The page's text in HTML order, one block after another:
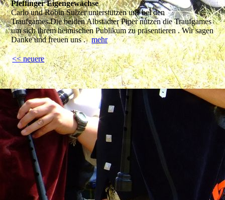
Pfeffinger Eigengewächse
Carlo und Robin Sulzer unterstützen uns bei den
Traufgames.Die beiden Albstädter Piper nutzen die Traufgames
um sich ihrem heimischen Publikum zu präsentieren . Wir sagen
Danke und freuen uns .mehr
<< neuere